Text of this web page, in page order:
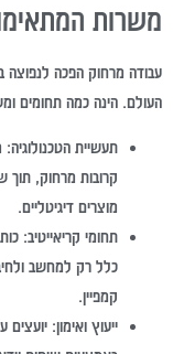
משרות
עבודה מרחוק הפכה לנפוצה
העולם. הינה כמה תחומים
תעשיית הטכנולוגיה:
קרובות מרחוק, תוך
מוצרים דיגיטליים.
תחומי קריאייטיב:
כלל רק למחשב
קמפיין.
ייעוץ ואימון: יועצים